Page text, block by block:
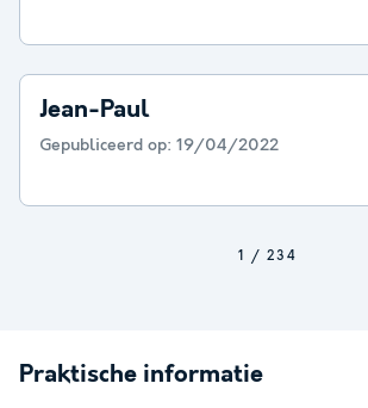
Jean-Paul
Gepubliceerd op: 19/04/2022
1 23 4
Praktische informatie